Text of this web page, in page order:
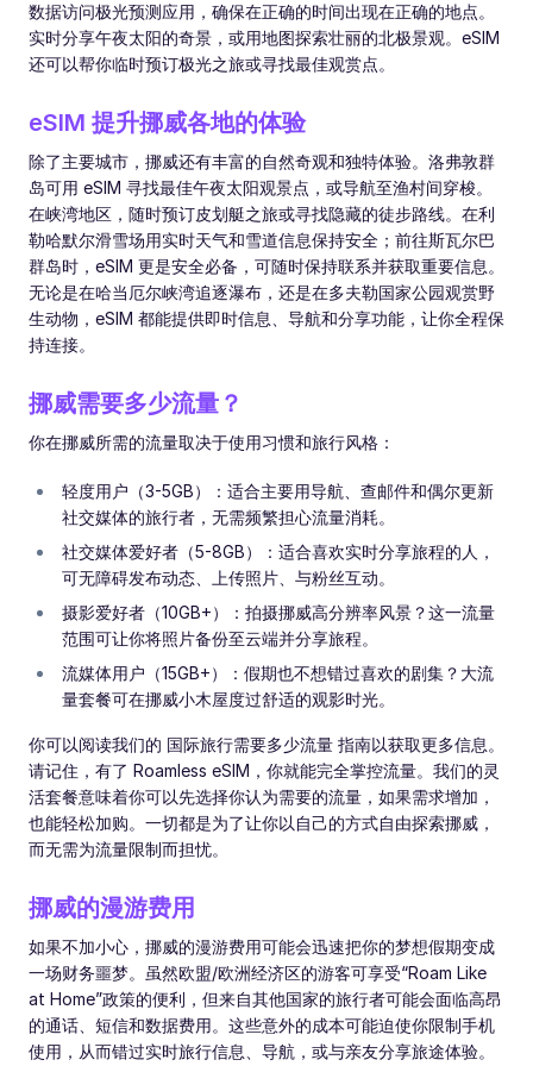
数据访问极光预测应用，确保在正确的时间出现在正确的地点。
实时分享午夜太阳的奇景，或用地图探索壮丽的北极景观。eSIM
还可以帮你临时预订极光之旅或寻找最佳观赏点。
eSIM 提升挪威各地的体验
除了主要城市，挪威还有丰富的自然奇观和独特体验。洛弗敦群
岛可用 eSIM 寻找最佳午夜太阳观景点，或导航至渔村间穿梭。
在峡湾地区，随时预订皮划艇之旅或寻找隐藏的徒步路线。在利
勒哈默尔滑雪场用实时天气和雪道信息保持安全；前往斯瓦尔巴
群岛时，eSIM 更是安全必备，可随时保持联系并获取重要信息。
无论是在哈当厄尔峡湾追逐瀑布，还是在多夫勒国家公园观赏野
生动物，eSIM 都能提供即时信息、导航和分享功能，让你全程保
持连接。
挪威需要多少流量？
你在挪威所需的流量取决于使用习惯和旅行风格：
轻度用户（3-5GB）：适合主要用导航、查邮件和偶尔更新
社交媒体的旅行者，无需频繁担心流量消耗。
社交媒体爱好者（5-8GB）：适合喜欢实时分享旅程的人，
可无障碍发布动态、上传照片、与粉丝互动。
摄影爱好者（10GB+）：拍摄挪威高分辨率风景？这一流量
范围可让你将照片备份至云端并分享旅程。
流媒体用户（15GB+）：假期也不想错过喜欢的剧集？大流
量套餐可在挪威小木屋度过舒适的观影时光。
你可以阅读我们的 国际旅行需要多少流量 指南以获取更多信息。
请记住，有了 Roamless eSIM，你就能完全掌控流量。我们的灵
活套餐意味着你可以先选择你认为需要的流量，如果需求增加，
也能轻松加购。一切都是为了让你以自己的方式自由探索挪威，
而无需为流量限制而担忧。
挪威的漫游费用
如果不加小心，挪威的漫游费用可能会迅速把你的梦想假期变成
一场财务噩梦。虽然欧盟/欧洲经济区的游客可享受“Roam Like
at Home”政策的便利，但来自其他国家的旅行者可能会面临高昂
的通话、短信和数据费用。这些意外的成本可能迫使你限制手机
使用，从而错过实时旅行信息、导航，或与亲友分享旅途体验。